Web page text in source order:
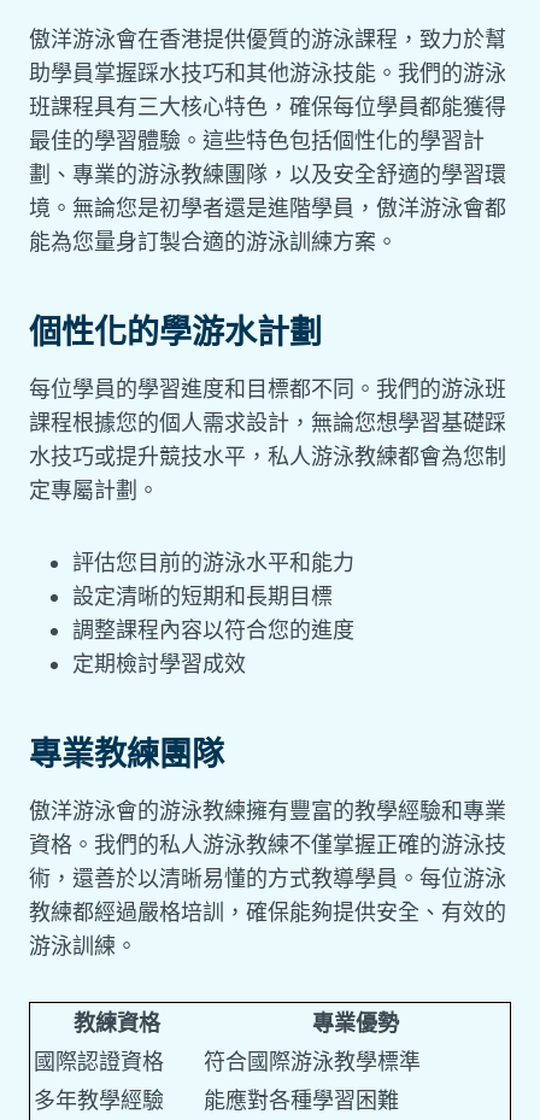
傲洋游泳會在香港提供優質的游泳課程，致力於幫
助學員掌握踩水技巧和其他游泳技能。我們的游泳
班課程具有三大核心特色，確保每位學員都能獲得
最佳的學習體驗。這些特色包括個性化的學習計
劃、專業的游泳教練團隊，以及安全舒適的學習環
境。無論您是初學者還是進階學員，傲洋游泳會都
能為您量身訂製合適的游泳訓練方案。
個性化的學游水計劃
每位學員的學習進度和目標都不同。我們的游泳班
課程根據您的個人需求設計，無論您想學習基礎踩
水技巧或提升競技水平，私人游泳教練都會為您制
定專屬計劃。
評估您目前的游泳水平和能力
設定清晰的短期和長期目標
調整課程內容以符合您的進度
定期檢討學習成效
專業教練團隊
傲洋游泳會的游泳教練擁有豐富的教學經驗和專業
資格。我們的私人游泳教練不僅掌握正確的游泳技
術，還善於以清晰易懂的方式教導學員。每位游泳
教練都經過嚴格培訓，確保能夠提供安全、有效的
游泳訓練。
教練資格
專業優勢
國際認證資格
符合國際游泳教學標準
多年教學經驗
能應對各種學習困難